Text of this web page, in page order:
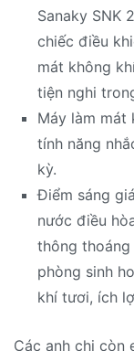
Sanaky SNK
chiếc điều
mát không
tiện nghi
Máy làm mát
tính năng
kỳ.
Điểm sáng
nước điều
thông
phòng sinh
khí tươi, ích
Các anh chị còn